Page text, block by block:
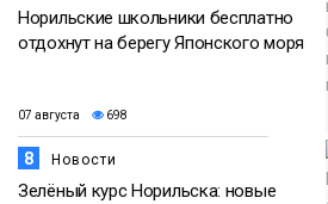
Норильские школьники бесплатно
отдохнут на берегу Японского моря
07 августа 698
8 Новости
Зелёный курс Норильска: новые